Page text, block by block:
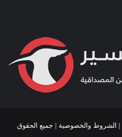
الشروط والخصوصية | جميع الحقوق